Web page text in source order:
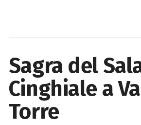
Sagra del
Cinghiale a
Torre